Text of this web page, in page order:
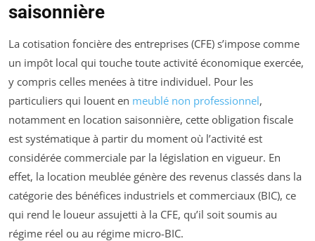
saisonnière
La cotisation foncière des entreprises (CFE) s’impose comme
un impôt local qui touche toute activité économique exercée,
y compris celles menées à titre individuel. Pour les
particuliers qui louent en meublé non professionnel,
notamment en location saisonnière, cette obligation fiscale
est systématique à partir du moment où l’activité est
considérée commerciale par la législation en vigueur. En
effet, la location meublée génère des revenus classés dans la
catégorie des bénéfices industriels et commerciaux (BIC), ce
qui rend le loueur assujetti à la CFE, qu’il soit soumis au
régime réel ou au régime micro-BIC.